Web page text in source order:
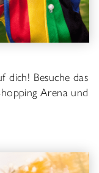
dich! Besuche das
Arena und